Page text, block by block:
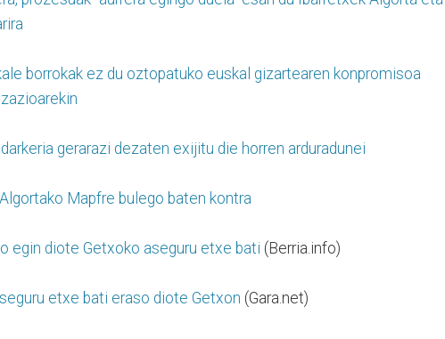
borrokak ez du oztopatuko euskal gizartearen konpromisoa
gerarazi dezaten exijitu die horren arduradunei
Mapfre bulego baten kontra
egin diote Getxoko aseguru etxe bati (Berria.info)
etxe bati eraso diote Getxon (Gara.net)